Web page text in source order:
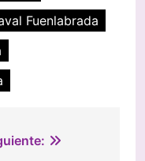
Fuenlabrada